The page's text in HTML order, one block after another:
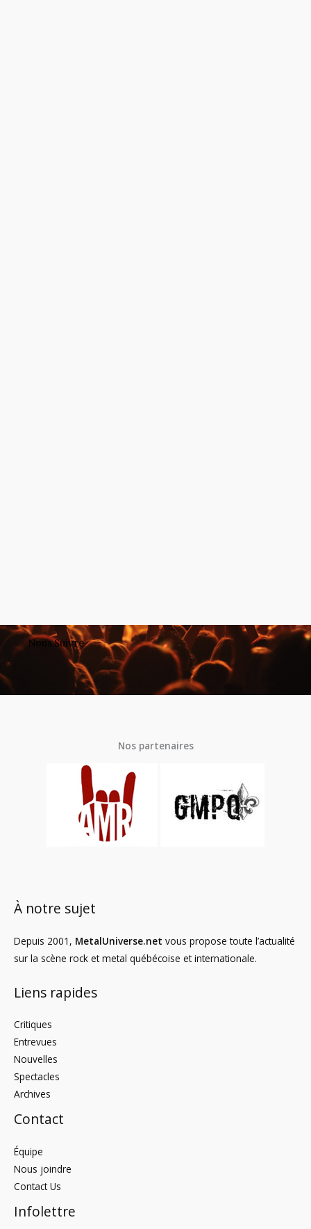
Nous Suivre
Nos partenaires
À notre sujet
Depuis 2001, MetalUniverse.net vous propose toute l’actualité
sur la scène rock et metal québécoise et internationale.
Liens rapides
Critiques
Entrevues
Nouvelles
Spectacles
Archives
Contact
Équipe
Nous joindre
Contact Us
Infolettre